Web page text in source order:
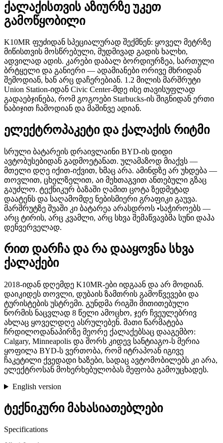
ქალაქისთვის აზიურზე უკეთ
გამოწყობილი
K10MR ფუძიდან სპეციალურად შექმნენ: ყოველ მეტრზე
მიწისთვის მოსწრებული, მუდმივად გადის ხალხი,
ადვილად ადის. კარები დაბალ ბორდიურზეა, სართული
ბრტყელი და განიერი — ადამიანები ორივე მხრიდან
შემოდიან, ხან არც დაჩერებიან. 1.2 მილის მარშრუტი
Union Station-იდან Civic Center-მდე ისე თავისუფლად
გადაებჯინება, რომ გოგოები Starbucks-ის შიგნიდან ერთი
ნაბიჯით ჩამოდიან და მაშინვე ადიან.
ელექტროპაკეტი და ქალაქის რიტმი
სრული ბატარეის დრაივლაინი BYD-ის დიდი
ავტობუსებიდან გადმოეტანათ. ულამაზოდ მიაქვს —
მთელი დღე იქით-იქვით, ხმაც არა. ამინდზე არ უხდება —
თოვლით, ცხელზელით, აი მეხთაგვით ანთებული გზაც
გაუძლო. ტექნიკურ ბაზაში ღამით ცოტა ზედმეტად
დაატენს და საღამომდე ნებისმიერი გრაფიკი გაუვა.
მარშრუტზე შუაში კი ბატარეა არასდროს •საჭიროებს —
არც ტირის, არც კვამლი, არც სხვა შემაწვავბმა სუნი დაჰა
დენვერველად.
რით დარჩა და რა დააყოვნა სხვა
ქალაქები
2018-იდან დღემდე K10MR-ები იდგაან და არ მოდიან.
დაიკიდეს თოვლი, დუბაის ზამთრის გამოწვევები და
ტურისტების უსტრემი. გუნდმა რიგში მითითებული
ნორმის ნაცვლად 8 წელი ამოცხო, ჯერ ჩვეულებრივ
ახლაც ყოველდღე ასრულებენ. მათი წარმატება
ჩრდილოდანაპირზე მეორე ქალაქებსაც დააგემბო:
Calgary, Minneapolis და შორს კიდევ სანტიაგო-ს მერია
ყოფილა BYD-ს ვერთობა, რომ იტრაპოან იგივე
ჩაკეტილი ქვედადი ხაზები, სადაც ავტომობილებს კი არა,
ელექტროსან მოხერხებულობას მეფობა გამოუცხადეს.
English version
ტექნიკური მახასიათებლები
Specifications